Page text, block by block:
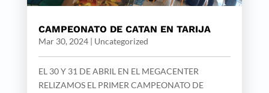
CAMPEONATO DE CATAN EN TARIJA
Mar 30, 2024| Uncategorized
EL 30 Y 31 DE ABRIL EN EL MEGACENTER
RELIZAMOS EL PRIMER CAMPEONATO DE